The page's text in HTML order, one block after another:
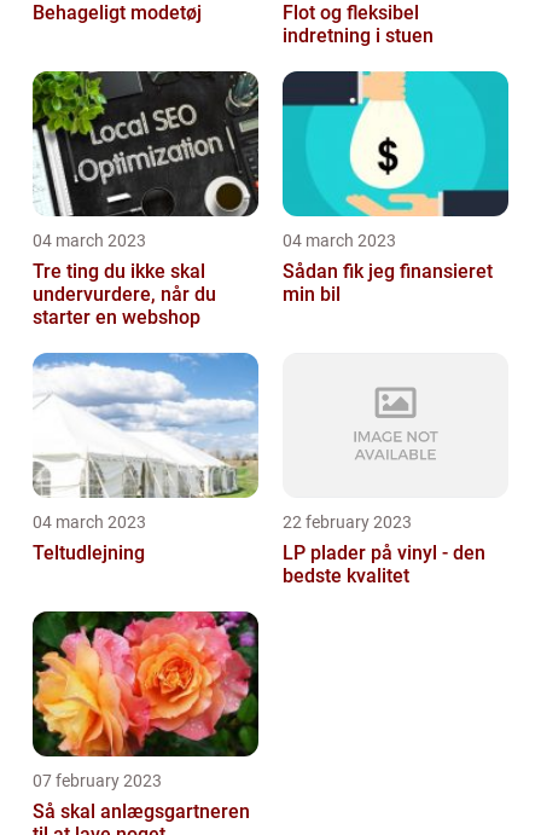
Behageligt modetøj
Flot og fleksibel
indretning i stuen
04 march 2023
Tre ting du ikke skal
undervurdere, når du
starter en webshop
04 march 2023
Sådan fik jeg finansieret
min bil
04 march 2023
Teltudlejning
22 february 2023
LP plader på vinyl - den
bedste kvalitet
07 february 2023
Så skal anlægsgartneren